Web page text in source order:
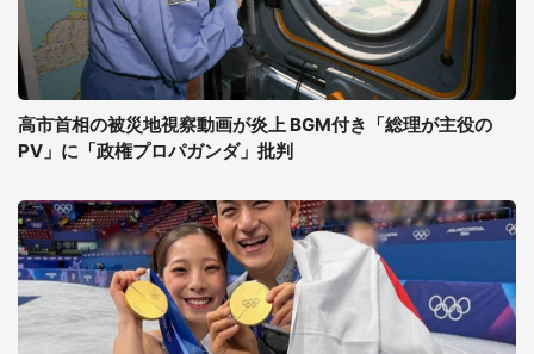
高市首相の被災地視察動画が炎上 BGM付き「総理が主役の
PV」に「政権プロパガンダ」批判